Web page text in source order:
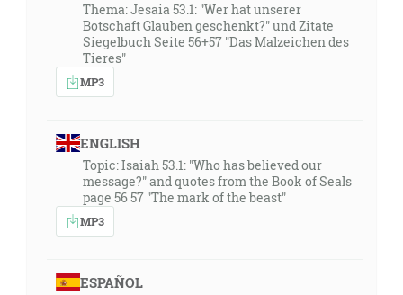
Thema: Jesaia 53.1: "Wer hat unserer
Botschaft Glauben geschenkt?" und Zitate
Siegelbuch Seite 56+57 "Das Malzeichen des
Tieres"
MP3
ENGLISH
Topic: Isaiah 53.1: "Who has believed our
message?" and quotes from the Book of Seals
page 56 57 "The mark of the beast"
MP3
ESPAÑOL